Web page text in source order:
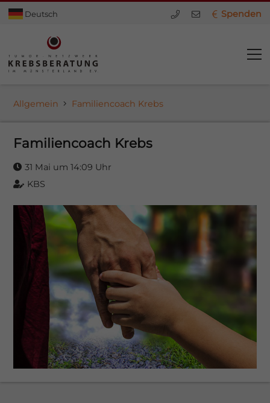
Deutsch Spenden
Allgemein Familiencoach Krebs
Familiencoach Krebs
31 Mai um 14:09 Uhr
KBS